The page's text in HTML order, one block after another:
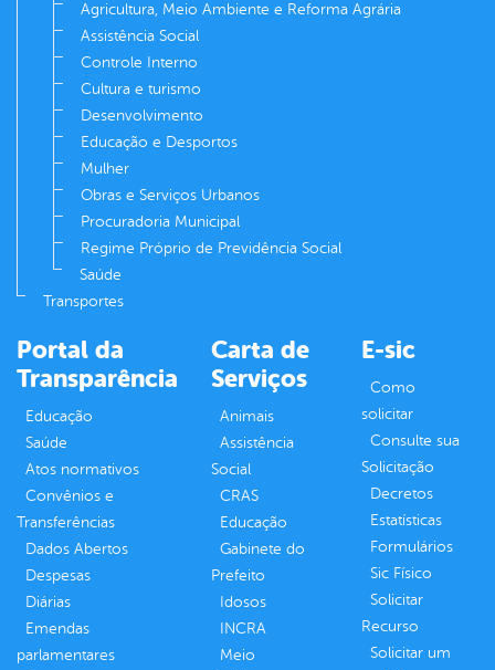
Agricultura, Meio Ambiente e Reforma Agrária
Assistência Social
Controle Interno
Cultura e turismo
Desenvolvimento
Educação e Desportos
Mulher
Obras e Serviços Urbanos
Procuradoria Municipal
Regime Próprio de Previdência Social
Saúde
Transportes
Portal da
Transparência
Educação
Saúde
Atos normativos
Convênios e
Transferências
Dados Abertos
Despesas
Diárias
Emendas
parlamentares
Carta de
Serviços
Animais
Assistência
Social
CRAS
Educação
Gabinete do
Prefeito
Idosos
INCRA
Meio
E-sic
Como
solicitar
Consulte sua
Solicitação
Decretos
Estatísticas
Formulários
Sic Físico
Solicitar
Recurso
Solicitar um